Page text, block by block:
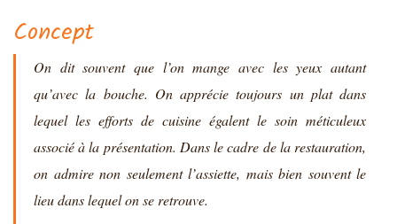
Concept
On dit souvent que l’on mange avec les yeux autant
qu’avec la bouche. On apprécie toujours un plat dans
lequel les efforts de cuisine égalent le soin méticuleux
associé à la présentation. Dans le cadre de la restauration,
on admire non seulement l’assiette, mais bien souvent le
lieu dans lequel on se retrouve.